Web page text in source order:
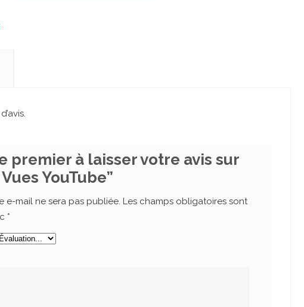
premier à laisser votre avis sur
YouTube”
e-mail ne sera pas publiée. Les champs obligatoires sont
*